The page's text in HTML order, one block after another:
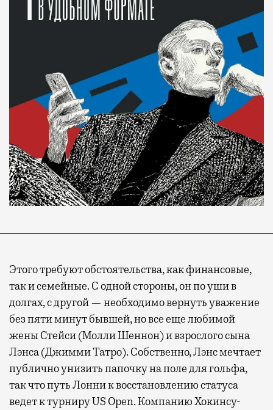
Этого требуют обстоятельства, как финансовые,
так и семейные. С одной стороны, он по уши в
долгах, с другой — необходимо вернуть уважение
без пяти минут бывшей, но все еще любимой
жены Стейси (Молли Шеннон) и взрослого сына
Лэнса (Джимми Татро). Собственно, Лэнс мечтает
публично унизить папочку на поле для гольфа,
так что путь Лонни к восстановлению статуса
ведет к турниру US Open. Компанию Хокинсу-